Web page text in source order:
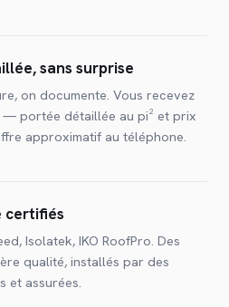
sans surprise
on documente. Vous recevez
portée détaillée au pi² et prix
approximatif au téléphone.
certifiés
Isolatek, IKO RoofPro. Des
qualité, installés par des
et assurées.